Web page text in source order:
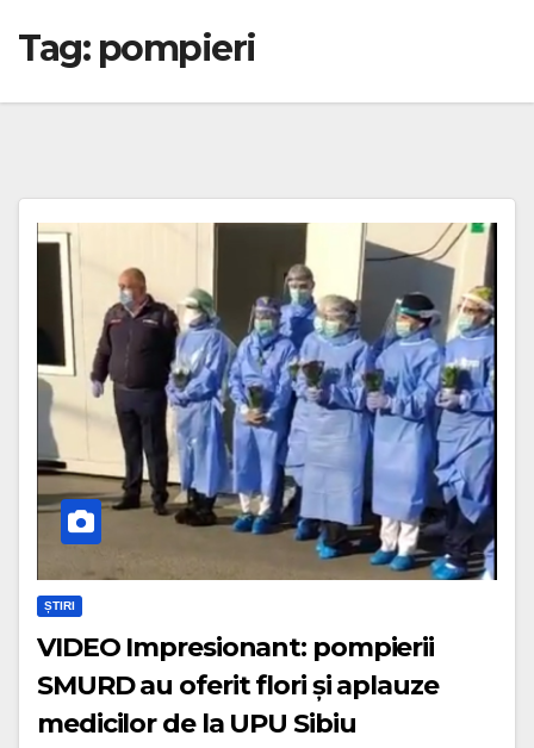
Tag: pompieri
ȘTIRI
VIDEO Impresionant: pompierii
SMURD au oferit flori și aplauze
medicilor de la UPU Sibiu